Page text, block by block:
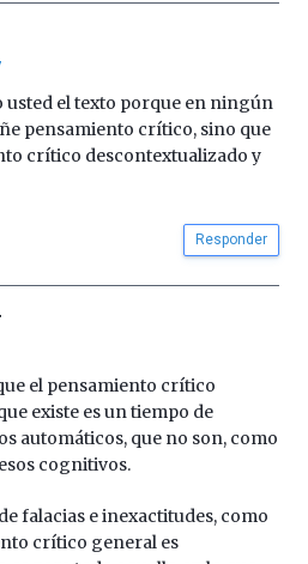
usted el texto porque en ningún
pensamiento crítico, sino que
crítico descontextualizado y
Responder
el pensamiento crítico
existe es un tiempo de
automáticos, que no son, como
cognitivos.
falacias e inexactitudes, como
crítico general es